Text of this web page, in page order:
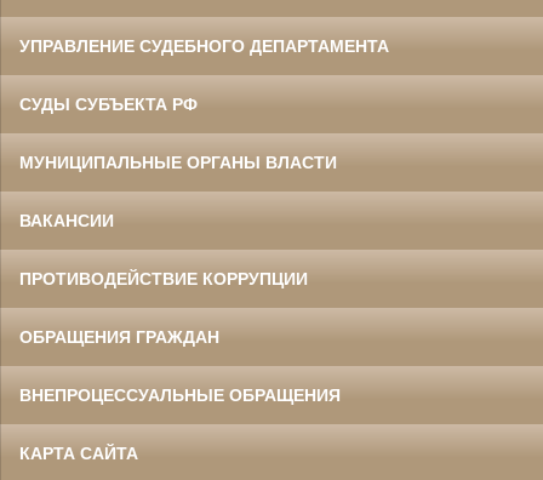
УПРАВЛЕНИЕ СУДЕБНОГО ДЕПАРТАМЕНТА
СУДЫ СУБЪЕКТА РФ
МУНИЦИПАЛЬНЫЕ ОРГАНЫ ВЛАСТИ
ВАКАНСИИ
ПРОТИВОДЕЙСТВИЕ КОРРУПЦИИ
ОБРАЩЕНИЯ ГРАЖДАН
ВНЕПРОЦЕССУАЛЬНЫЕ ОБРАЩЕНИЯ
КАРТА САЙТА